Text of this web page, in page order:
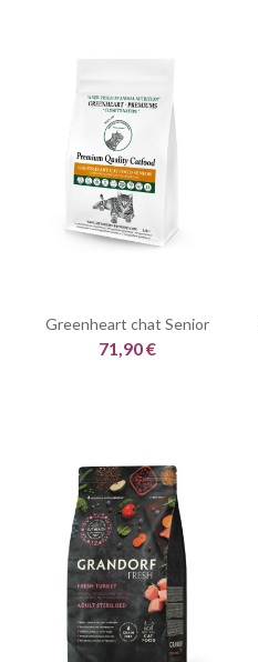
Greenheart chat Senior
71,90 €